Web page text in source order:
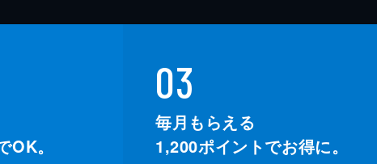
OK。
03
毎月もらえる
1,200ポイントでお得に。